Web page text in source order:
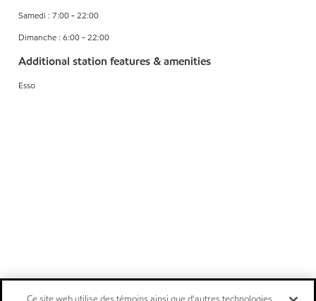
Samedi : 7:00 - 22:00
Dimanche : 6:00 - 22:00
Additional station features & amenities
Esso